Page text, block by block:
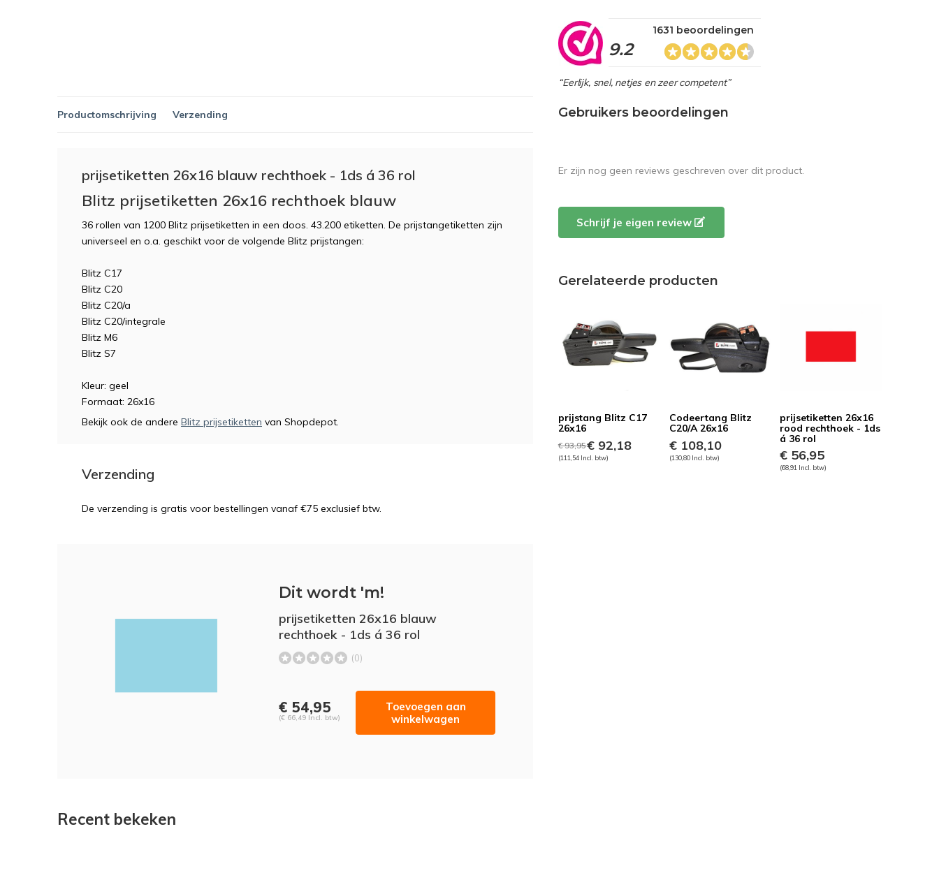
9.2
1631 beoordelingen
“Eerlijk, snel, netjes en zeer competent”
Productomschrijving Verzending
prijsetiketten 26x16 blauw rechthoek - 1ds á 36 rol
Blitz prijsetiketten 26x16 rechthoek blauw
36 rollen van 1200 Blitz prijsetiketten in een doos. 43.200 etiketten. De prijstangetiketten zijn
universeel en o.a. geschikt voor de volgende Blitz prijstangen:
Blitz C17
Blitz C20
Blitz C20/a
Blitz C20/integrale
Blitz M6
Blitz S7
Kleur: geel
Formaat: 26x16
Bekijk ook de andere Blitz prijsetiketten van Shopdepot.
Verzending
De verzending is gratis voor bestellingen vanaf €75 exclusief btw.
Dit wordt 'm!
prijsetiketten 26x16 blauw
rechthoek - 1ds á 36 rol
(0)
€ 54,95
(€ 66,49 Incl. btw)
Toevoegen aan
winkelwagen
Gebruikers beoordelingen
Er zijn nog geen reviews geschreven over dit product.
Schrijf je eigen review
Gerelateerde producten
prijstang Blitz C17
26x16
€ 93,95€ 92,18
(111,54 Incl. btw)
Codeertang Blitz
C20/A 26x16
€ 108,10
(130,80 Incl. btw)
prijsetiketten 26x16
rood rechthoek - 1ds
á 36 rol
€ 56,95
(68,91 Incl. btw)
Recent bekeken